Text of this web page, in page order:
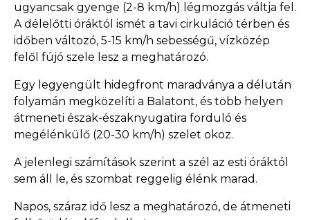
ugyancsak gyenge (2-8 km/h) légmozgás váltja fel.
A délelőtti óráktól ismét a tavi cirkuláció térben és
időben változó, 5-15 km/h sebességű, vízközép
felől fújó szele lesz a meghatározó.
Egy legyengült hidegfront maradványa a délután
folyamán megközelíti a Balatont, és több helyen
átmeneti észak-északnyugatira forduló és
megélénkülő (20-30 km/h) szelet okoz.
A jelenlegi számítások szerint a szél az esti óráktól
sem áll le, és szombat reggelig élénk marad.
Napos, száraz idő lesz a meghatározó, de átmeneti